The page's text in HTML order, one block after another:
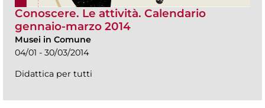
Conoscere. Le attività. Calendario
gennaio-marzo 2014
Musei in Comune
04/01 - 30/03/2014
Didattica per tutti